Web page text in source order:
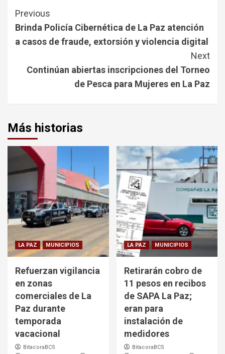
Continue
Reading
Previous
Brinda Policía Cibernética de La Paz atención
a casos de fraude, extorsión y violencia digital
Next
Continúan abiertas inscripciones del Torneo
de Pesca para Mujeres en La Paz
Más historias
LA PAZ MUNICIPIOS
Refuerzan vigilancia
en zonas
comerciales de La
Paz durante
temporada
vacacional
BitacoraBCS
LA PAZ MUNICIPIOS
Retirarán cobro de
11 pesos en recibos
de SAPA La Paz;
eran para
instalación de
medidores
BitacoraBCS